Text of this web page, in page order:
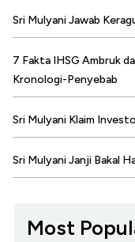
Sri Mulyani Jawab
7 Fakta IHSG Ambruk
Kronologi-Penyebab
Sri Mulyani Klaim
Sri Mulyani Janji Bakal
Most